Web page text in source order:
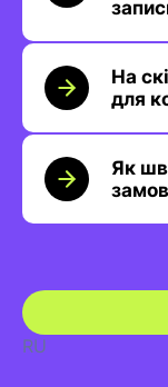
На
для
Як
RU